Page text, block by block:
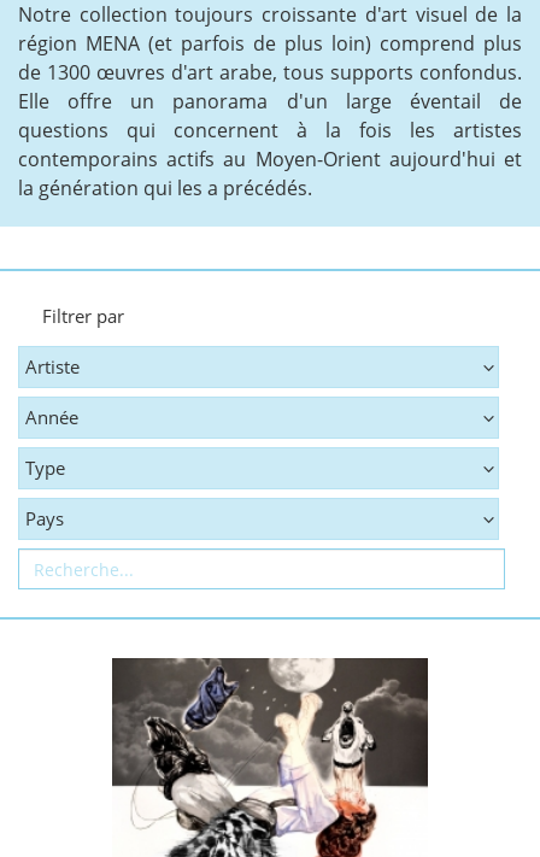
Notre collection toujours croissante d'art visuel de la
région MENA (et parfois de plus loin) comprend plus
de 1300 œuvres d'art arabe, tous supports confondus.
Elle offre un panorama d'un large éventail de
questions qui concernent à la fois les artistes
contemporains actifs au Moyen-Orient aujourd'hui et
la génération qui les a précédés.
Filtrer par